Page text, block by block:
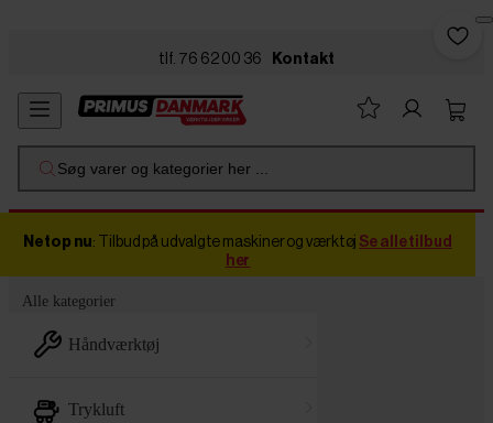
tlf. 76 62 00 36 Kontakt
Søg varer og kategorier her ...
Netop nu: Tilbud på udvalgte maskiner og værktøj Se alle tilbud
her
Alle kategorier
håndværktøj
trykluft